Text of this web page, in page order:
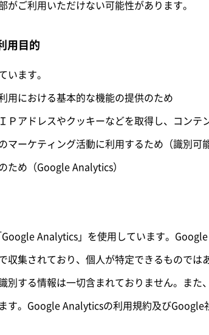
ご利用いただけない可能性があります。
用目的
います。
用における基本的な機能の提供のため
Ｐアドレスやクッキーなどを取得し、コンテ
ーケティング活動に利用するため（識別可
ため（Google Analytics）
Analytics」を使用しています。
収集されており、個人が特定できるものでは
別する情報は一切含まれておりません。また
す。Google Analyticsの利用規約及びGoogle